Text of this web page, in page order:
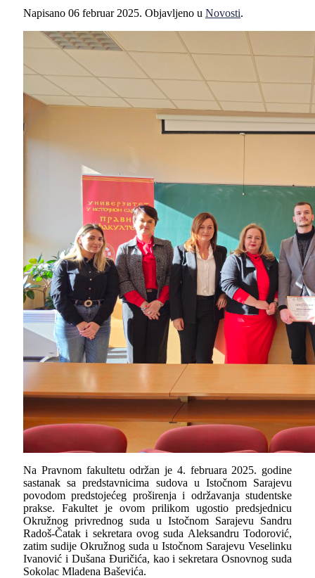
Napisano 06 februar 2025. Objavljeno u Novosti.
Na Pravnom fakultetu održan je 4. februara 2025. godine
sastanak sa predstavnicima sudova u Istočnom Sarajevu
povodom predstojećeg proširenja i održavanja studentske
prakse. Fakultet je ovom prilikom ugostio predsjednicu
Okružnog privrednog suda u Istočnom Sarajevu Sandru
Radoš-Čatak i sekretara ovog suda Aleksandru Todorović,
zatim sudije Okružnog suda u Istočnom Sarajevu Veselinku
Ivanović i Dušana Đuričića, kao i sekretara Osnovnog suda
Sokolac Mladena Baševića.